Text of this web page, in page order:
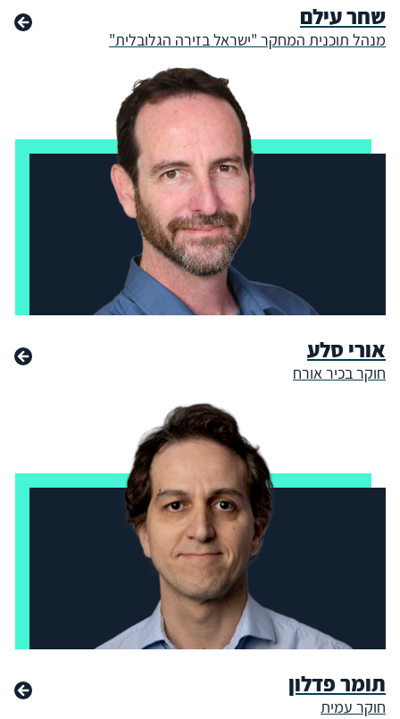
שחר עילם
מנהל תוכנית המחקר "ישראל בזירה הגלובלית"
אורי סלע
חוקר בכיר אורח
תומר פדלון
חוקר עמית